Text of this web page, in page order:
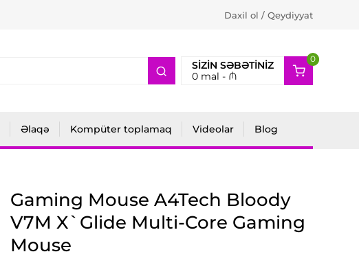
Daxil ol / Qeydiyyat
SIZIN SƏBƏTINIZ
0mal - ₼
0
2
Əlaqə Kompüter toplamaq Videolar Blog
Gaming Mouse A4Tech Bloody
V7M X`Glide Multi-Core Gaming
Mouse